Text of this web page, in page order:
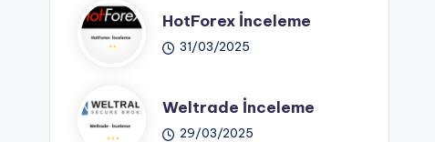
HotForex İnceleme
31/03/2025
Weltrade İnceleme
29/03/2025